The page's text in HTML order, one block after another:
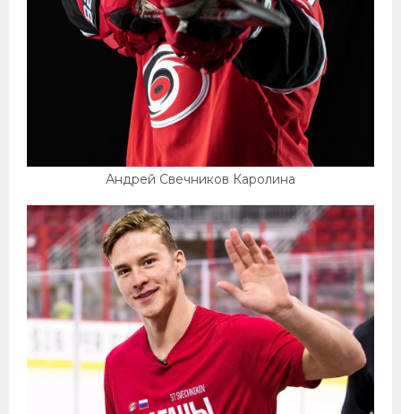
Андрей Свечников Каролина
Футбол
Баскетбол
Конькобежный спорт
Тренажеры
Интерьер квартиры